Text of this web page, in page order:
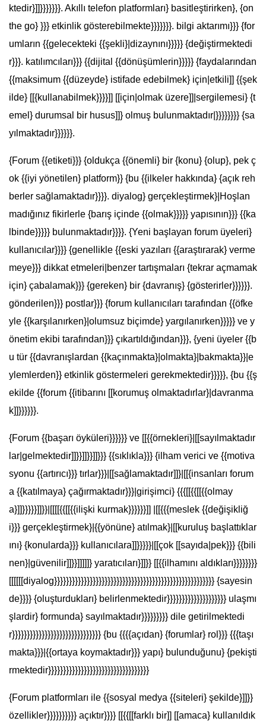
ktedir}]]}}}}}}}. Akıllı telefon platformları} basitleştirirken}, {on
the go} }}} etkinlik gösterebilmekte}}}}}}}. bilgi aktarımı}}} {for
umların {{gelecekteki {{şekli}|dizaynını}}}}} {değiştirmektedi
r}}}. katılımcıları}}} {{dijital {{dönüşümlerin}}}}} {faydalarından
{{maksimum {{düzeyde} istifade edebilmek} için|etkili]] {{şek
ilde} [[{kullanabilmek}}}}]] [[için|olmak üzere]]|sergilemesi} {t
emel} durumsal bir husus]]} olmuş bulunmaktadır|}}}}}}}} {sa
yılmaktadır}}}}}}.
{Forum {{etiketi}}} {oldukça {{önemli} bir {konu} {olup}, pek ç
ok {{iyi yönetilen} platform}} {bu {{ilkeler hakkında} {açık reh
berler sağlamaktadır}}}}. diyalog} gerçekleştirmek}|Hoşlan
madığınız fikirlerle {barış içinde {{olmak}}}}} yapısının}}} {{ka
lbinde}}}}} bulunmaktadır}}}}. {Yeni başlayan forum üyeleri}
kullanıcılar}}}} {genellikle {{eski yazıları {{araştırarak} verme
meye}}} dikkat etmeleri|benzer tartışmaları {tekrar açmamak
için} çabalamak}}} {gereken} bir {davranış} {gösterirler}}}}}}.
gönderilen}}} postlar}}} {forum kullanıcıları tarafından {{öfke
yle {{karşılanırken}|olumsuz biçimde} yargılanırken}}}}} ve y
önetim ekibi tarafından}}} çıkartıldığından}}}, {yeni üyeler {{b
u tür {{davranışlardan {{kaçınmakta}|olmakta}|bakmakta}}|e
ylemlerden}} etkinlik göstermeleri gerekmektedir}}}}}, {bu {{ş
ekilde {{forum {{itibarını [[korumuş olmaktadırlar}|davranma
k]]}}}}}}.
{Forum {{başarı öyküleri}}}}}} ve [[{{örnekleri}|[[sayılmaktadır
lar|gelmektedir]]}}]]}}]]}}} {{sıklıkla}}} {ilham verici ve {{motiva
syonu {{artırıcı}}} tırlar}}}|[[sağlamaktadır]]}|[[{insanları forum
a {{katılmaya} çağırmaktadır}}}|girişimci} {{{[[{{[[{{olmay
a}]]}}}}}]]}}|[[[[{{[[{{ilişki kurmak}}}}}}]] |[[{{{meslek {{değişikliğ
i}}} gerçekleştirmek}|{{yönüne} atılmak}|[[kuruluş başlattıklar
ını} {konularda}}} kullanıcılara]]}}}}}|[[çok [[sayıda|pek}}} {{bili
nen}|güvenilir]]}}]]]]]} yaratıcıları}]]}} [[{{ilhamını aldıkları}}}}}}}}
[[[[[[diyalog}}}}}}}}}}}}}}}}}}}}}}}}}}}}}}}}}}}}}}}}}}}}}}}}}}}}}} {sayesin
de}}}} {oluşturdukları} belirlenmektedir}}}}}}}}}}}}}}}}}}}} ulaşmı
şlardir} formunda} sayılmaktadır}}}}}}}}} dile getirilmektedi
r}}}}}}}}}}}}}}}}}}}}}}}}}}}}}} {bu {{{{açıdan} {forumlar} rol}}} {{{taşı
makta}}}|{{ortaya koymaktadır}}} yapı} bulunduğunu} {pekişti
rmektedir}}}}}}}}}}}}}}}}}}}}}}}}}}}}}}}}}}
{Forum platformları ile {{sosyal medya {{siteleri} şekilde}]]}}
özellikler}}}}}}}}}} açıktır}}}} [[{{[[farklı bir]] [[amaca} kullanıldık